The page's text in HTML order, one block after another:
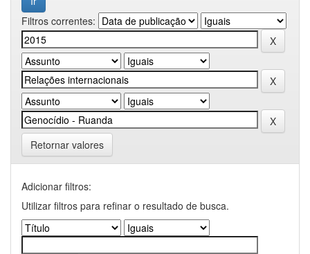
Filtros correntes:
Retornar valores
Adicionar filtros:
Utilizar filtros para refinar o resultado de busca.